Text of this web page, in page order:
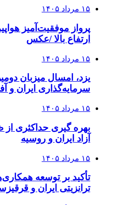
۱۵ مرداد ۱۴۰۵
پرواز موفقیت‌آمیز
ارتفاع بالا /عکس
۱۵ مرداد ۱۴۰۵
یزد، امسال میزبان
سرمایه‌گذاری ایران و
۱۵ مرداد ۱۴۰۵
بهره گیری حداکثری
آزاد ایران و روسیه
۱۵ مرداد ۱۴۰۵
تأکید بر توسعه
ترانزیتی ایران و